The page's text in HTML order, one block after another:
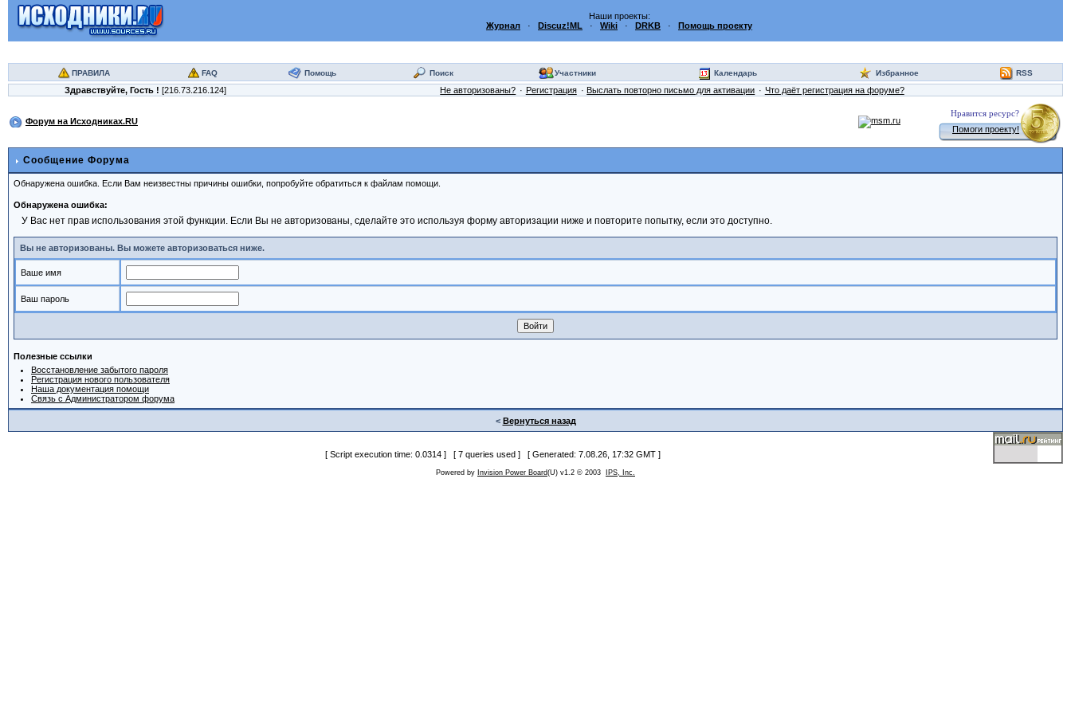
Наши проекты:
Журнал · Discuz!ML · Wiki · DRKB · Помощь проекту
ПРАВИЛА FAQ Помощь Поиск Участники Календарь Избранное RSS
Здравствуйте, Гость ! [216.73.216.124] Не авторизованы? Регистрация Выслать повторно письмо для активации Что даёт регистрация на форуме?
Форум на Исходниках.RU
Нравится ресурс?
Помоги проекту!
Сообщение Форума
Обнаружена ошибка. Если Вам неизвестны причины ошибки, попробуйте обратиться к файлам помощи.
Обнаружена ошибка:
У Вас нет прав использования этой функции. Если Вы не авторизованы, сделайте это используя форму авторизации ниже и повторите попытку, если это доступно.
Вы не авторизованы. Вы можете авторизоваться ниже.
Ваше имя
Ваш пароль
Полезные ссылки
Восстановление забытого пароля
Регистрация нового пользователя
Наша документация помощи
Связь с Администратором форума
< Вернуться назад
[ Script execution time: 0.0314 ] [ 7 queries used ] [ Generated: 7.08.26, 17:32 GMT ]
Powered by Invision Power Board(U) v1.2 © 2003 IPS, Inc.